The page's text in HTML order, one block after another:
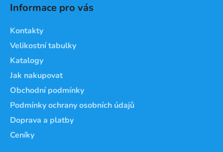
Informace pro vás
Kontakty
Velikostní tabulky
Katalogy
Jak nakupovat
Obchodní podmínky
Podmínky ochrany osobních údajů
Doprava a platby
Ceníky